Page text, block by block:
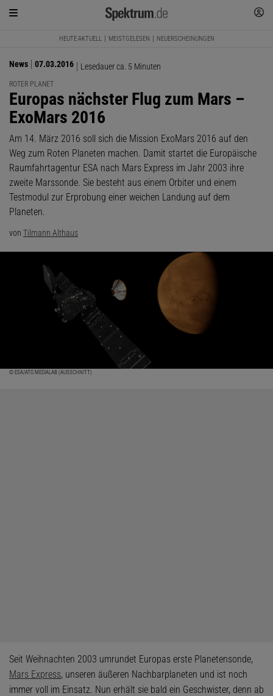
HEUTE AKTUELL MEISTGELESEN NEUERSCHEINUNGEN
News 07.03.2016 Lesedauer ca. 5 Minuten
ROTER PLANET
:
Europas nächster Flug zum Mars –
ExoMars 2016
Am 14. März 2016 soll sich die Mission ExoMars 2016 auf den
Weg zum Roten Planeten machen. Damit startet die Europäische
Raumfahrtagentur ESA nach Mars Express im Jahr 2003 ihre
zweite Marssonde. Sie besteht aus einem Orbiter und einem
Testmodul zur Erprobung einer weichen Landung auf dem
Planeten.
von Tilmann Althaus
© ESA/ATG MEDIALAB (AUSSCHNITT)
Seit Weihnachten 2003 umrundet Europas erste Planetensonde,
Mars Express, unseren äußeren Nachbarplaneten und ist noch
immer voll im Einsatz. Nun erhält sie bald ein Geschwister, denn ab